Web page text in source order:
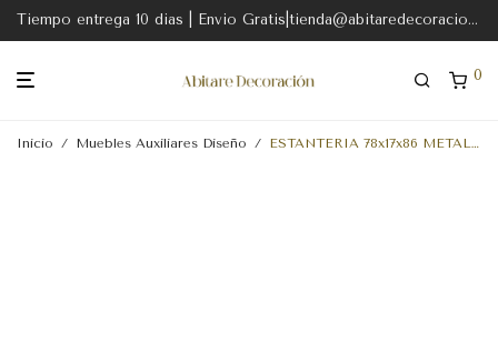
Tiempo entrega 10 dias | Envio Gratis|tienda@abitaredecoracion.com
0
Inicio / Muebles Auxiliares Diseño / ESTANTERIA 78x17x86 METAL DORADO-MADERA NATURAL